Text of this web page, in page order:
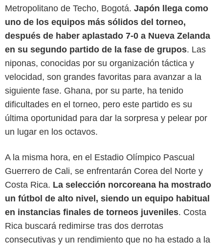
Metropolitano de Techo, Bogotá. Japón llega como
uno de los equipos más sólidos del torneo,
después de haber aplastado 7-0 a Nueva Zelanda
en su segundo partido de la fase de grupos. Las
niponas, conocidas por su organización táctica y
velocidad, son grandes favoritas para avanzar a la
siguiente fase. Ghana, por su parte, ha tenido
dificultades en el torneo, pero este partido es su
última oportunidad para dar la sorpresa y pelear por
un lugar en los octavos.
A la misma hora, en el Estadio Olímpico Pascual
Guerrero de Cali, se enfrentarán Corea del Norte y
Costa Rica. La selección norcoreana ha mostrado
un fútbol de alto nivel, siendo un equipo habitual
en instancias finales de torneos juveniles. Costa
Rica buscará redimirse tras dos derrotas
consecutivas y un rendimiento que no ha estado a la